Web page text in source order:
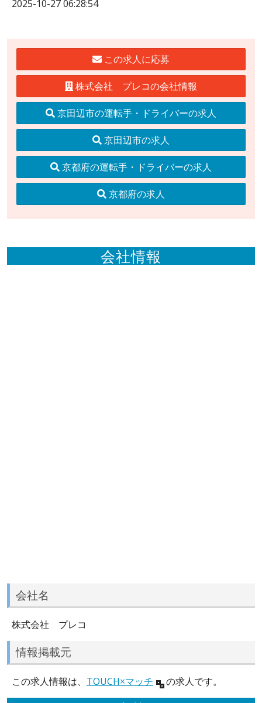
2025-10-27 06:28:54
この求人に応募
株式会社 プレコの会社情報
京田辺市の運転手・ドライバーの求人
京田辺市の求人
京都府の運転手・ドライバーの求人
京都府の求人
会社情報
会社名
株式会社 プレコ
情報掲載元
この求人情報は、 TOUCH×マッチ の求人です。